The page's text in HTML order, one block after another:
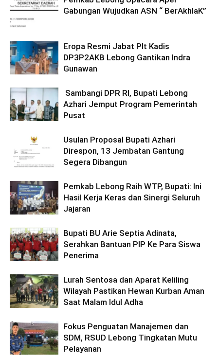
Gabungan Wujudkan ASN “ BerAkhlaK”
Eropa Resmi Jabat Plt Kadis
DP3P2AKB Lebong Gantikan Indra
Gunawan
Sambangi DPR RI, Bupati Lebong
Azhari Jemput Program Pemerintah
Pusat
Usulan Proposal Bupati Azhari
Direspon, 13 Jembatan Gantung
Segera Dibangun
Pemkab Lebong Raih WTP, Bupati: Ini
Hasil Kerja Keras dan Sinergi Seluruh
Jajaran
Bupati BU Arie Septia Adinata,
Serahkan Bantuan PIP Ke Para Siswa
Penerima
Lurah Sentosa dan Aparat Keliling
Wilayah Pastikan Hewan Kurban Aman
Saat Malam Idul Adha
Fokus Penguatan Manajemen dan
SDM, RSUD Lebong Tingkatan Mutu
Pelayanan